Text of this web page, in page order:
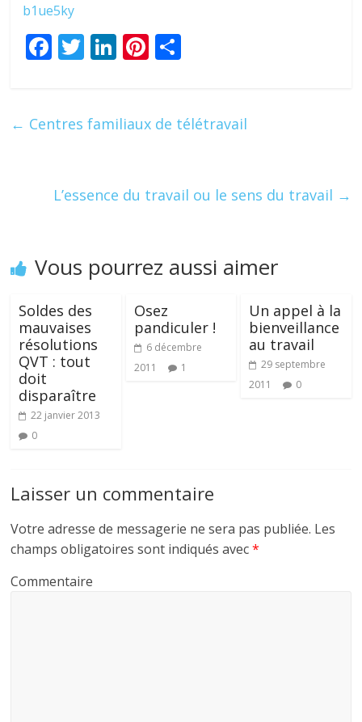
b1ue5ky
F
b
k
T
er
Li
e
Pi
e g
← Centres familiaux de télétravail
L’essence du travail ou le sens du travail →
Vous pourrez aussi aimer
Soldes des
mauvaises
résolutions
QVT : tout
doit
disparaître
22 janvier 2013
0
Osez
pandiculer !
6 décembre
2011
1
Un appel à la
bienveillance
au travail
29 septembre
2011
0
Laisser un commentaire
Votre adresse de messagerie ne sera pas publiée. Les
champs obligatoires sont indiqués avec*
Commentaire